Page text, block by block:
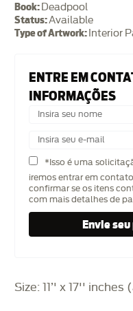
Book: Deadpool
Status:Available
Type of Artwork: Interior
ENTRE EM
INFORMAÇÕES
*Isso é uma
iremos entrar em
confirmar se os itens
com mais detalhes de
Size: 11’' x 17''